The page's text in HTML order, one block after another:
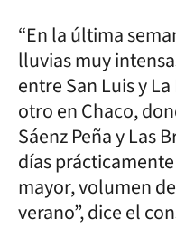
“En la última
lluvias muy
entre San Luis y
otro en Chaco,
Sáenz Peña y Las
días
mayor, volumen
verano”, dice el